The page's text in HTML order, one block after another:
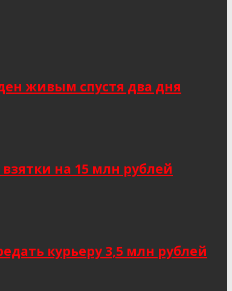
живым спустя два дня
на 15 млн рублей
курьеру 3,5 млн рублей